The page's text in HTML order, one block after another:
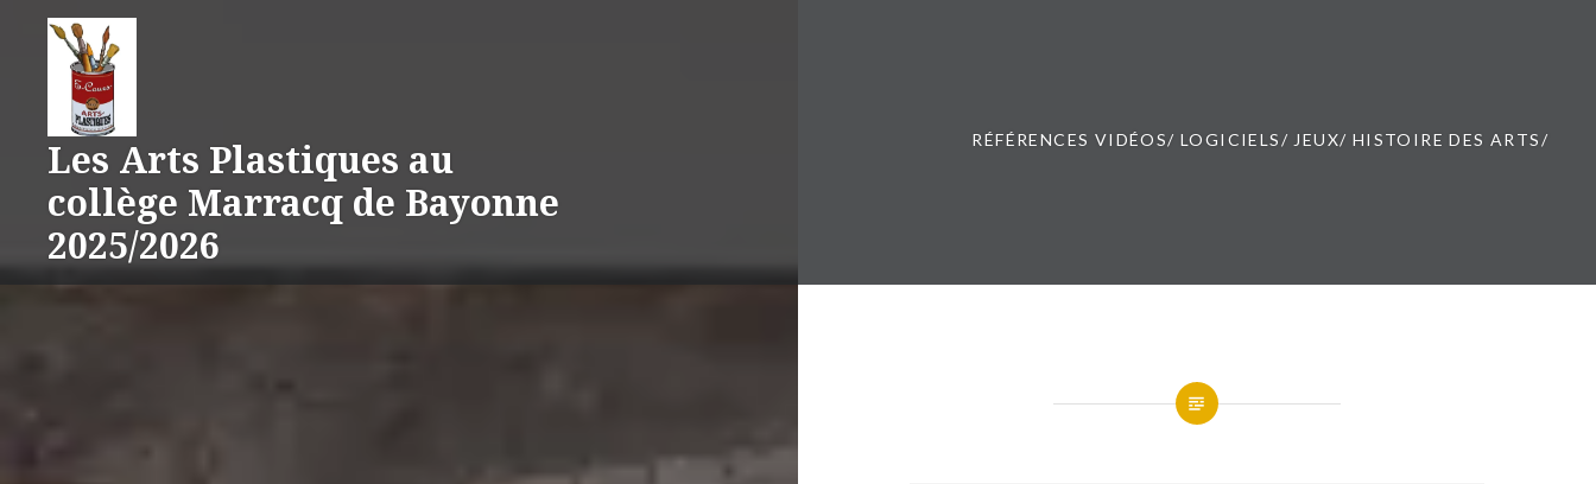
Les Arts Plastiques au
collège Marracq de Bayonne
2025/2026
RÉFÉRENCES VIDÉOS/ LOGICIELS/ JEUX/ HISTOIRE DES ARTS/